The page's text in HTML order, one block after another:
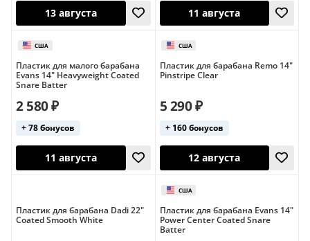
12 августа
Пластик для малого барабана
Evans 14" Heavyweight Coated
Snare Batter
2 580 ₽
+ 78 бонусов
Пластик для барабана Remo 14"
Pinstripe Clear
5 290 ₽
+ 160 бонусов
Пластик для барабана Dadi 22"
Coated Smooth White
Пластик для барабана Evans 14"
Power Center Coated Snare
Batter